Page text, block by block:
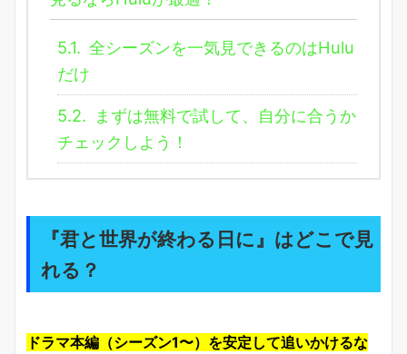
5.1. 全シーズンを一気見できるのはHulu
だけ
5.2.
まずは無料で試して、自分に合うか
チェックしよう！
『君と世界が終わる日に』はどこで見
れる？
ドラマ本編（シーズン1〜）を安定して追いかけるな